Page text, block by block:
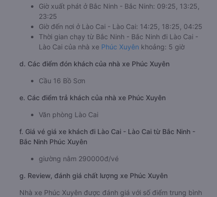
Giờ xuất phát ở Bắc Ninh - Bắc Ninh: 09:25, 13:25,
23:25
Giờ đến nơi ở Lào Cai - Lào Cai: 14:25, 18:25, 04:25
Thời gian chạy từ Bắc Ninh - Bắc Ninh đi Lào Cai -
Lào Cai của nhà xe Phúc Xuyên khoảng: 5 giờ
d. Các điểm đón khách của nhà xe Phúc Xuyên
Cầu 16 Bồ Sơn
e. Các điểm trả khách của nhà xe Phúc Xuyên
Văn phòng Lào Cai
f. Giá vé giá xe khách đi Lào Cai - Lào Cai từ Bắc Ninh -
Bắc Ninh Phúc Xuyên
giường nằm 290000đ/vé
g. Review, đánh giá chất lượng xe Phúc Xuyên
Nhà xe Phúc Xuyên được đánh giá với số điểm trung bình